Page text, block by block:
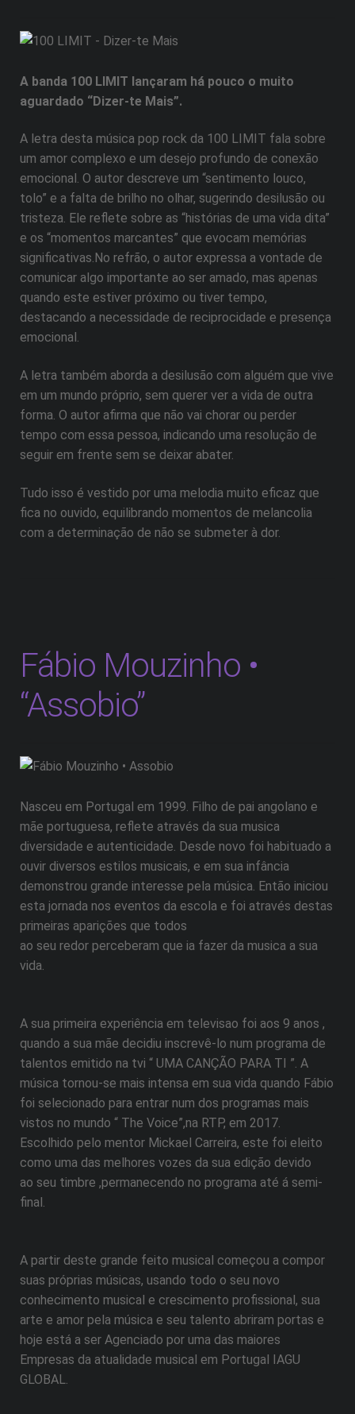
A banda 100 LIMIT lançaram há pouco o muito
aguardado “Dizer-te Mais”.
A letra desta música pop rock da 100 LIMIT fala sobre
um amor complexo e um desejo profundo de conexão
emocional. O autor descreve um “sentimento louco,
tolo” e a falta de brilho no olhar, sugerindo desilusão ou
tristeza. Ele reflete sobre as “histórias de uma vida dita”
e os “momentos marcantes” que evocam memórias
significativas.No refrão, o autor expressa a vontade de
comunicar algo importante ao ser amado, mas apenas
quando este estiver próximo ou tiver tempo,
destacando a necessidade de reciprocidade e presença
emocional.
A letra também aborda a desilusão com alguém que vive
em um mundo próprio, sem querer ver a vida de outra
forma. O autor afirma que não vai chorar ou perder
tempo com essa pessoa, indicando uma resolução de
seguir em frente sem se deixar abater.
Tudo isso é vestido por uma melodia muito eficaz que
fica no ouvido, equilibrando momentos de melancolia
com a determinação de não se submeter à dor.
Fábio Mouzinho •
“Assobio”
Nasceu em Portugal em 1999. Filho de pai angolano e
mãe portuguesa, reflete através da sua musica
diversidade e autenticidade. Desde novo foi habituado a
ouvir diversos estilos musicais, e em sua infância
demonstrou grande interesse pela música. Então iniciou
esta jornada nos eventos da escola e foi através destas
primeiras aparições que todos
ao seu redor perceberam que ia fazer da musica a sua
vida.
A sua primeira experiência em televisao foi aos 9 anos ,
quando a sua mãe decidiu inscrevê-lo num programa de
talentos emitido na tvi “ UMA CANÇÃO PARA TI ”. A
música tornou-se mais intensa em sua vida quando Fábio
foi selecionado para entrar num dos programas mais
vistos no mundo “ The Voice”,na RTP, em 2017.
Escolhido pelo mentor Mickael Carreira, este foi eleito
como uma das melhores vozes da sua edição devido
ao seu timbre ,permanecendo no programa até á semi-
final.
A partir deste grande feito musical começou a compor
suas próprias músicas, usando todo o seu novo
conhecimento musical e crescimento profissional, sua
arte e amor pela música e seu talento abriram portas e
hoje está a ser Agenciado por uma das maiores
Empresas da atualidade musical em Portugal IAGU
GLOBAL.